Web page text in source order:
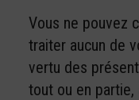
Vous ne pouvez
traiter aucun de
vertu des
tout ou en